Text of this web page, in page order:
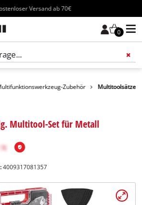
Versand ab 70€
0
Zubehör Multitoolsätze
tlg. Multitool-Set für Metall
4009317081357